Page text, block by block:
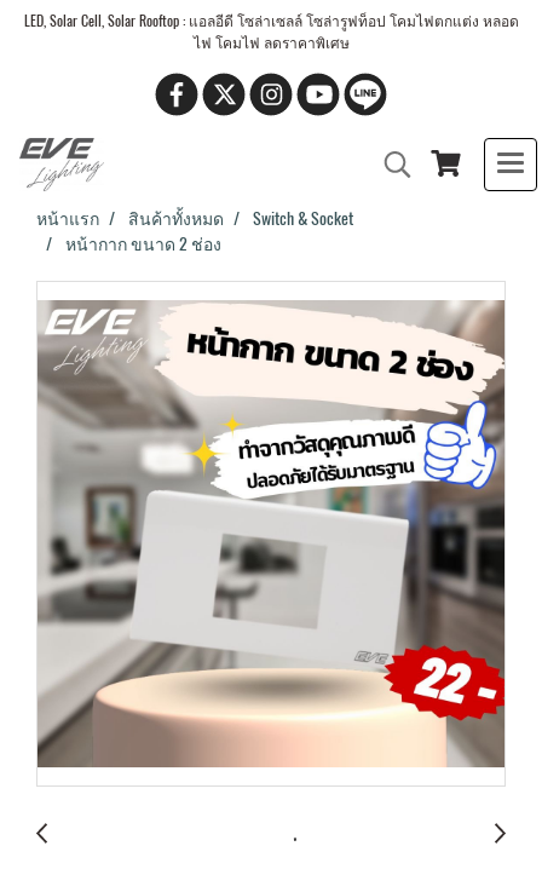
LED, Solar Cell, Solar Rooftop : แอลอีดี โซล่าเซลล์ โซล่ารูฟท็อป โคมไฟตกแต่ง หลอด
ไฟ โคมไฟ ลดราคาพิเศษ
หน้าแรก สินค้าทั้งหมด
Switch & Socket
หน้ากาก ขนาด 2 ช่อง